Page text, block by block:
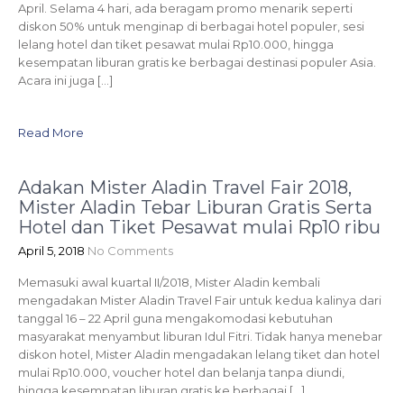
April. Selama 4 hari, ada beragam promo menarik seperti
diskon 50% untuk menginap di berbagai hotel populer, sesi
lelang hotel dan tiket pesawat mulai Rp10.000, hingga
kesempatan liburan gratis ke berbagai destinasi populer Asia.
Acara ini juga […]
Read More
Adakan Mister Aladin Travel Fair 2018,
Mister Aladin Tebar Liburan Gratis Serta
Hotel dan Tiket Pesawat mulai Rp10 ribu
April 5, 2018 No Comments
Memasuki awal kuartal II/2018, Mister Aladin kembali
mengadakan Mister Aladin Travel Fair untuk kedua kalinya dari
tanggal 16 – 22 April guna mengakomodasi kebutuhan
masyarakat menyambut liburan Idul Fitri. Tidak hanya menebar
diskon hotel, Mister Aladin mengadakan lelang tiket dan hotel
mulai Rp10.000, voucher hotel dan belanja tanpa diundi,